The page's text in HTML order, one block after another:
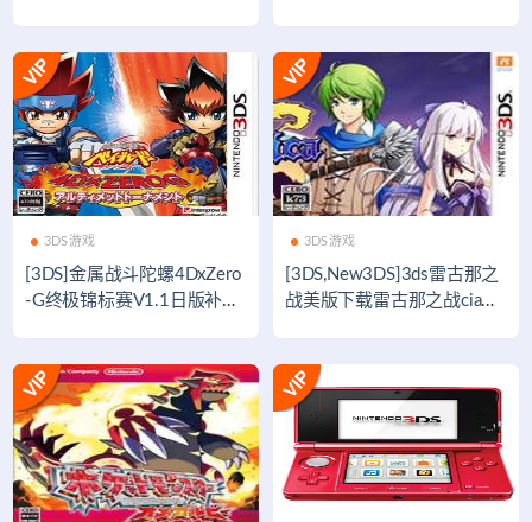
3DS游戏
[3DS]金属战斗陀螺4DxZero
-G终极锦标赛V1.1日版补丁
3DS游戏
[3DS,New3DS]3ds雷古那之
战美版下载雷古那之战cia下